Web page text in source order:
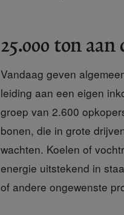
25.000 ton
Vandaag geven
leiding aan een eigen
groep van 2.600
bonen, die in grote
wachten. Koelen of
energie uitstekend in
of andere ongewenste